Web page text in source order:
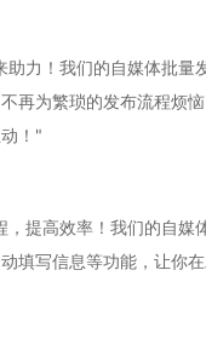
助力！我们的自媒体批量
再为繁琐的发布流程烦
！"
，提高效率！我们的自媒
填写信息等功能，让你